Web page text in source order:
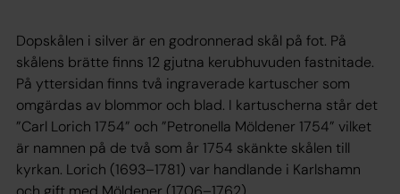
Dopskålen i silver är en godronnerad skål på fot. På
skålens brätte finns 12 gjutna kerubhuvuden fastnitade.
På yttersidan finns två ingraverade kartuscher som
omgärdas av blommor och blad. I kartuscherna står det
”Carl Lorich 1754” och ”Petronella Möldener 1754” vilket
är namnen på de två som år 1754 skänkte skålen till
kyrkan. Lorich (1693–1781) var handlande i Karlshamn